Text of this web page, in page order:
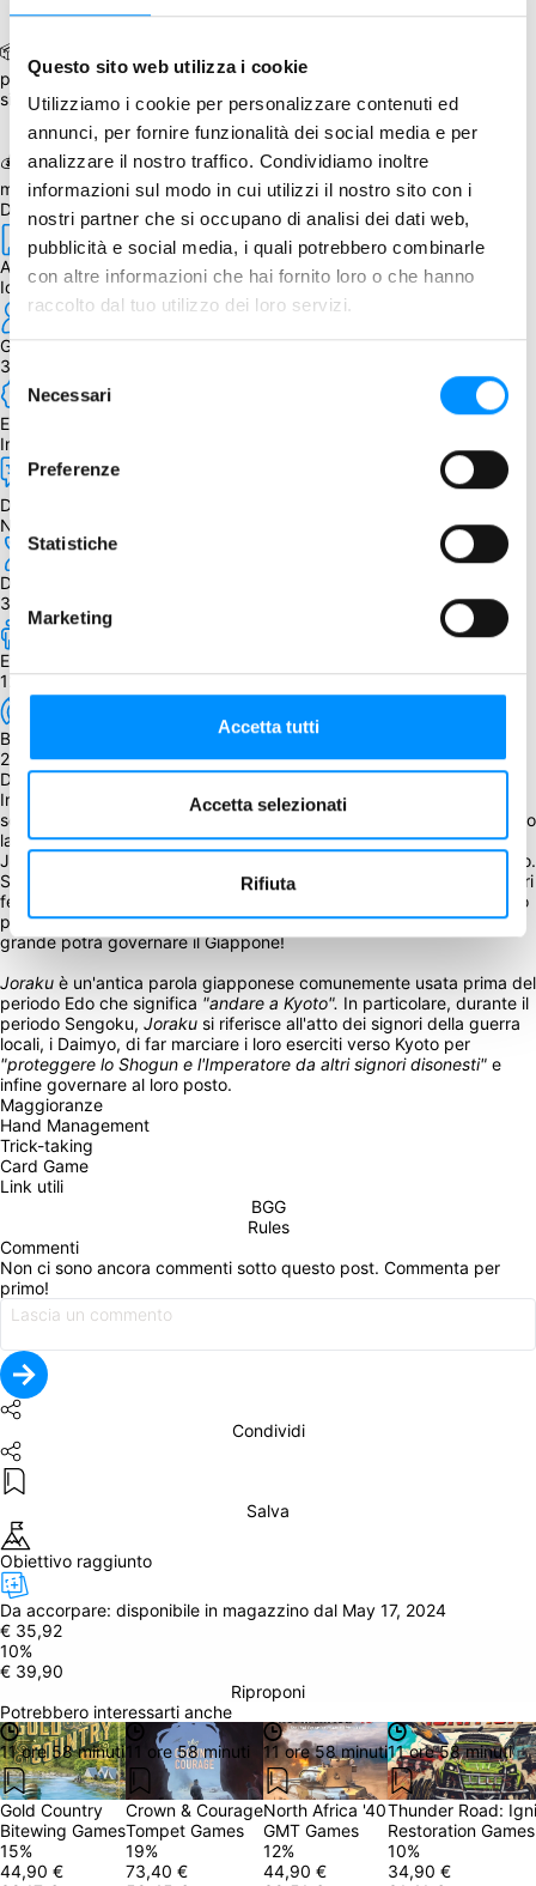
Questo sito web utilizza i cookie
Utilizziamo i cookie per personalizzare contenuti ed
annunci, per fornire funzionalità dei social media e per
analizzare il nostro traffico. Condividiamo inoltre
informazioni sul modo in cui utilizzi il nostro sito con i
nostri partner che si occupano di analisi dei dati web,
pubblicità e social media, i quali potrebbero combinarle
con altre informazioni che hai fornito loro o che hanno
raccolto dal tuo utilizzo dei loro servizi.
Selezione
del
consenso
Necessari
Preferenze
Statistiche
Marketing
Accetta tutti
Accetta selezionati
Rifiuta
📦 Il gioco sarà spedito assieme ad altro prodotto, acquistato
precedentemente o partecipando a un GA successivo, per il quale
sia prevista la spedizione.
💰 Ottieni l'1% di cashback in WeeCoin selezionando Stripe come
metodo di pagamento!
Dettagli
Autore
Iori Tsukinami (月並いおり)
Giocatori
3 - 4
Edizione
Inglese
Dipendenza dalla lingua
Nessuna
Durata
30 - 60 min.
Età
12+
BGG Weight
2.17
Descrizione
In marcia verso Kyoto! Prendete il comando del vostro esercito e
sconfiggete tutti i Daimyo che vi bloccano la strada! In marcia! Verso
la vittoria! In marcia! Kachidoki!
Joraku è un gioco di controllo d'area che richiede un'azione di gioco.
Sbaragliate gli avversari con il gioco tattico delle carte, usate i vostri
fedeli samurai per ottenere il controllo delle aree e costruire il vostro
prestigio. Solo il Daimyo con la reputazione più alta e il bastone più
grande potrà governare il Giappone!
Joraku è un'antica parola giapponese comunemente usata prima del
periodo Edo che significa "andare a Kyoto". In particolare, durante il
periodo Sengoku, Joraku si riferisce all'atto dei signori della guerra
"proteggere lo Shogun e l'Imperatore da altri signori disonesti" e
infine governare al loro posto.
Maggioranze
Hand Management
Trick-taking
Card Game
Link utili
BGG
Rules
Commenti
Non ci sono ancora commenti sotto questo post. Commenta per
primo!
Condividi
Salva
Obiettivo raggiunto
Da accorpare: disponibile in magazzino dal May 17, 2024
€ 35,92
10%
€ 39,90
Riproponi
Potrebbero interessarti anche
11 ore 58 minuti
Gold Country
Bitewing Games
15%
44,90 €
11 ore 58 minuti
Crown & Courage
Tompet Games
19%
73,40 €
11 ore 58 minuti
North Africa '40
GMT Games
12%
44,90 €
11 ore 58 minuti
Thunder Road:
Restoration Games
10%
34,90 €